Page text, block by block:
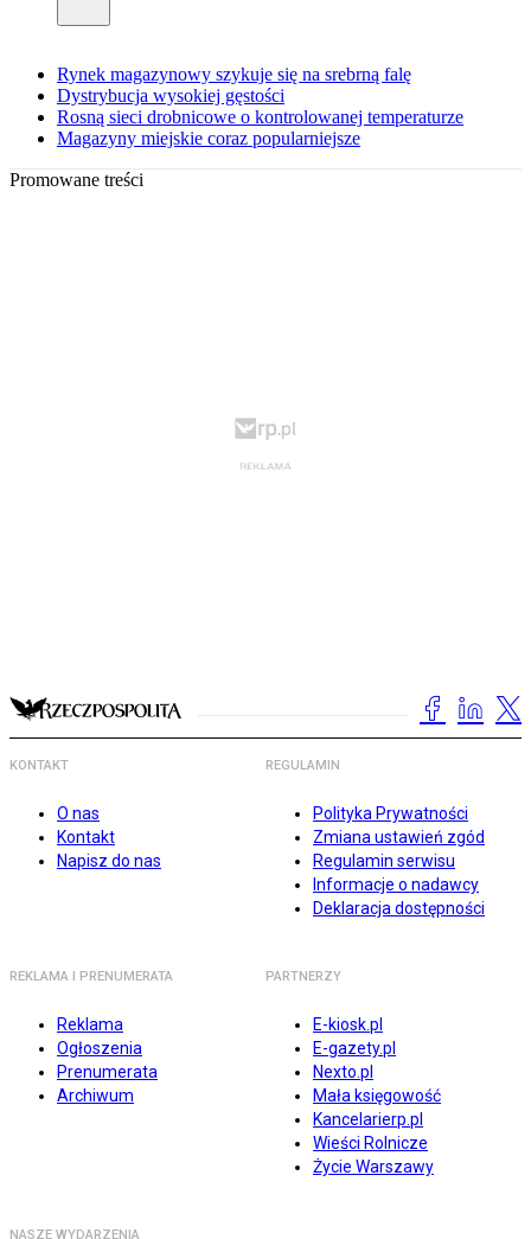
Rynek magazynowy szykuje się na srebrną falę
Dystrybucja wysokiej gęstości
Rosną sieci drobnicowe o kontrolowanej temperaturze
Magazyny miejskie coraz popularniejsze
Promowane treści
KONTAKT
O nas
Kontakt
Napisz do nas
REGULAMIN
Polityka Prywatności
Zmiana ustawień zgód
Regulamin serwisu
Informacje o nadawcy
Deklaracja dostępności
REKLAMA I PRENUMERATA
Reklama
Ogłoszenia
Prenumerata
Archiwum
PARTNERZY
E-kiosk.pl
E-gazety.pl
Nexto.pl
Mała księgowość
Kancelarierp.pl
Wieści Rolnicze
Życie Warszawy
NASZE WYDARZENIA